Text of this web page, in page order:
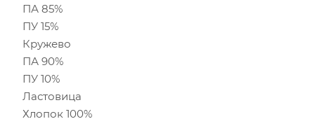
ПА 85%
ПУ 15%
Кружево
ПА 90%
ПУ 10%
Ластовица
Хлопок 100%